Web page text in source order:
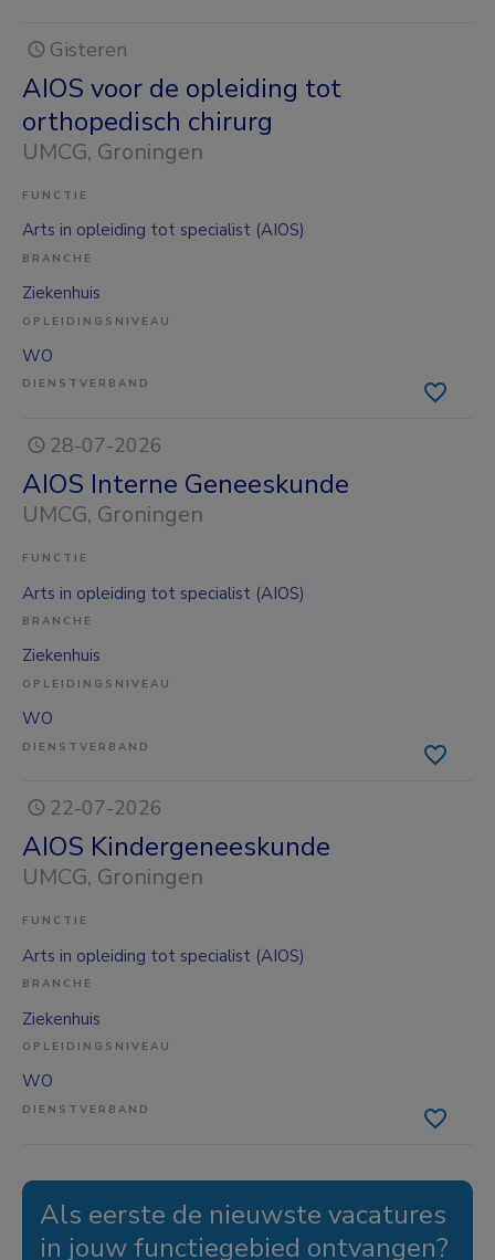
Gisteren
AIOS voor de opleiding tot
orthopedisch chirurg
UMCG, Groningen
FUNCTIE
Arts in opleiding tot specialist (AIOS)
BRANCHE
Ziekenhuis
OPLEIDINGSNIVEAU
WO
DIENSTVERBAND
28-07-2026
AIOS Interne Geneeskunde
UMCG, Groningen
FUNCTIE
Arts in opleiding tot specialist (AIOS)
BRANCHE
Ziekenhuis
OPLEIDINGSNIVEAU
WO
DIENSTVERBAND
22-07-2026
AIOS Kindergeneeskunde
UMCG, Groningen
FUNCTIE
Arts in opleiding tot specialist (AIOS)
BRANCHE
Ziekenhuis
OPLEIDINGSNIVEAU
WO
DIENSTVERBAND
Als eerste de nieuwste vacatures
in jouw functiegebied ontvangen?